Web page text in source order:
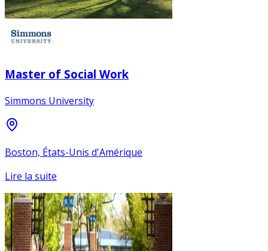
Master of Social Work
Simmons University
Boston, États-Unis d'Amérique
Lire la suite